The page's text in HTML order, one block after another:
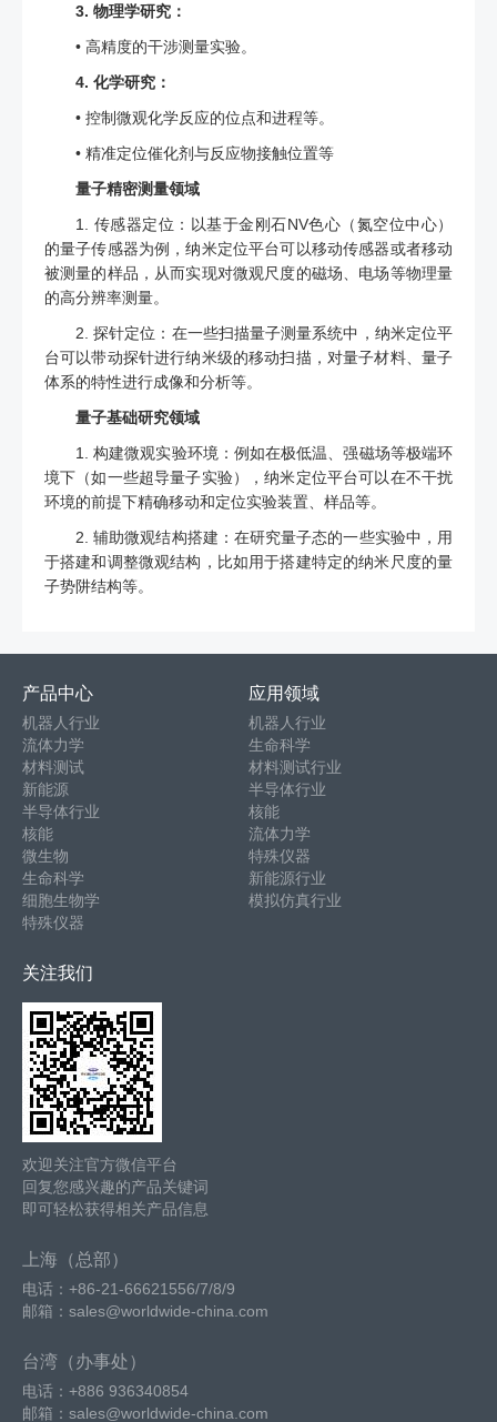
3. 物理学研究：
• 高精度的干涉测量实验。
4. 化学研究：
• 控制微观化学反应的位点和进程等。
• 精准定位催化剂与反应物接触位置等
量子精密测量领域
1. 传感器定位：以基于金刚石NV色心（氮空位中心）
的量子传感器为例，纳米定位平台可以移动传感器或者移动
被测量的样品，从而实现对微观尺度的磁场、电场等物理量
的高分辨率测量。
2. 探针定位：在一些扫描量子测量系统中，纳米定位平
台可以带动探针进行纳米级的移动扫描，对量子材料、量子
体系的特性进行成像和分析等。
量子基础研究领域
1. 构建微观实验环境：例如在极低温、强磁场等极端环
境下（如一些超导量子实验），纳米定位平台可以在不干扰
环境的前提下精确移动和定位实验装置、样品等。
2. 辅助微观结构搭建：在研究量子态的一些实验中，用
于搭建和调整微观结构，比如用于搭建特定的纳米尺度的量
子势阱结构等。
产品中心
机器人行业
流体力学
材料测试
新能源
半导体行业
核能
微生物
生命科学
细胞生物学
特殊仪器
应用领域
机器人行业
生命科学
材料测试行业
半导体行业
核能
流体力学
特殊仪器
新能源行业
模拟仿真行业
关注我们
欢迎关注官方微信平台
回复您感兴趣的产品关键词
即可轻松获得相关产品信息
上海（总部）
电话：+86-21-66621556/7/8/9
邮箱：sales@worldwide-china.com
台湾（办事处）
电话：+886 936340854
邮箱：sales@worldwide-china.com